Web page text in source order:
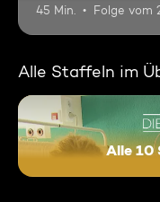
45 Min. Folge vom
Alle Staffeln im
Alle 10